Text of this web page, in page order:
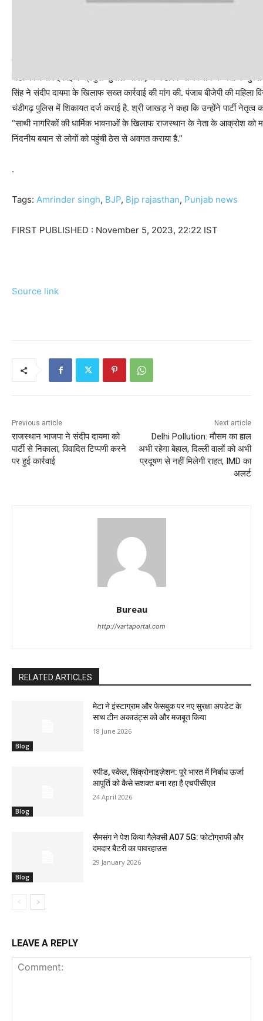
पार्टी की पंजाब इकाई के प्रमुख सुनील जाखड़ ने कहा कि राजस्थान के नेता के
सिंह ने संदीप दायमा के खिलाफ सख्त कार्रवाई की मांग की. पंजाब बीजेपी की
चंडीगढ़ पुलिस में शिकायत दर्ज कराई है. श्री जाखड़ ने कहा कि उन्होंने पार्टी नेतृत्व
“साथी नागरिकों की धार्मिक भावनाओं के खिलाफ राजस्थान के नेता के आक्रोश
निंदनीय बयान से लोगों को पहुंची ठेस से अवगत कराया है.”
.
Tags: Amrinder singh, BJP, Bjp rajasthan, Punjab news
FIRST PUBLISHED : November 5, 2023, 22:22 IST
Source link
Previous article
राजस्थान भाजपा ने संदीप दायमा को
पार्टी से निकाला, विवादित टिप्पणी करने
पर हुई कार्रवाई
Next article
Delhi Pollution: मौसम का हाल
अभी रहेगा बेहाल, दिल्ली वालों को अभी
प्रदूषण से नहीं मिलेगी राहत, IMD का
अलर्ट
Bureau
http://vartaportal.com
RELATED ARTICLES
Blog
मेटा ने इंस्टाग्राम और फेसबुक पर नए सुरक्षा अपडेट के
साथ टीन अकाउंट्स को और मजबूत किया
18 June 2026
Blog
स्पीड, स्केल, सिंक्रोनाइज़ेशन: पूरे भारत में निर्बाध ऊर्जा
आपूर्ति को कैसे सशक्त बना रहा है एचपीसीएल
24 April 2026
Blog
सैमसंग ने पेश किया गैलेक्सी A07 5G: फोटोग्राफी और
दमदार बैटरी का पावरहाउस
29 January 2026
LEAVE A REPLY